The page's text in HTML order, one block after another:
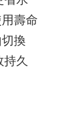
壽命
換
久